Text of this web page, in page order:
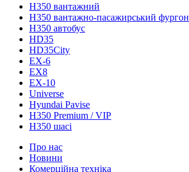
H350 вантажний
H350 вантажно-пасажирський фургон
H350 автобус
HD35
HD35City
ЕХ-6
EX8
ЕХ-10
Universe
Hyundai Pavise
Н350 Premium / VIP
H350 шасі
Про нас
Новини
Комерційна техніка